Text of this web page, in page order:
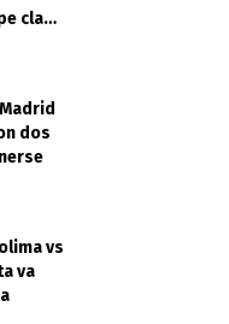
clave
dos
vs
va